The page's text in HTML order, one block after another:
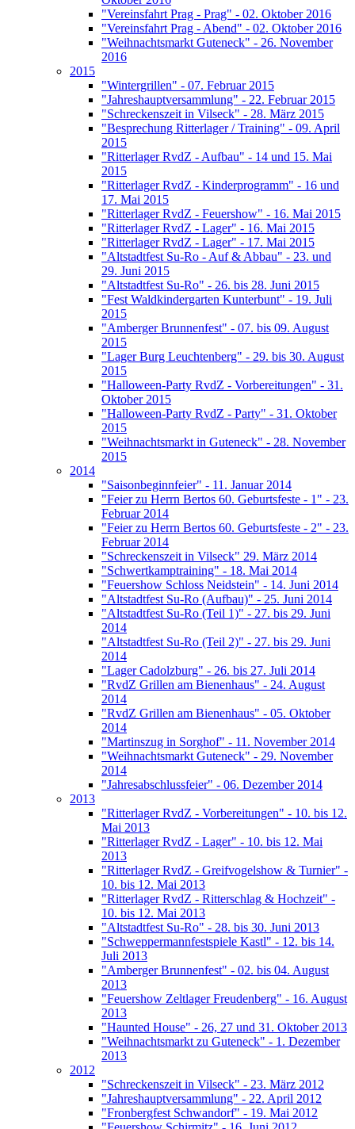
"Vereinsfahrt Prag - Prag" - 02. Oktober 2016
"Vereinsfahrt Prag - Abend" - 02. Oktober 2016
"Weihnachtsmarkt Guteneck" - 26. November
2016
2015
"Wintergrillen" - 07. Februar 2015
"Jahreshauptversammlung" - 22. Februar 2015
"Schreckenszeit in Vilseck" - 28. März 2015
"Besprechung Ritterlager / Training" - 09. April
2015
"Ritterlager RvdZ - Aufbau" - 14 und 15. Mai
2015
"Ritterlager RvdZ - Kinderprogramm" - 16 und
17. Mai 2015
"Ritterlager RvdZ - Feuershow" - 16. Mai 2015
"Ritterlager RvdZ - Lager" - 16. Mai 2015
"Ritterlager RvdZ - Lager" - 17. Mai 2015
"Altstadtfest Su-Ro - Auf & Abbau" - 23. und
29. Juni 2015
"Altstadtfest Su-Ro" - 26. bis 28. Juni 2015
"Fest Waldkindergarten Kunterbunt" - 19. Juli
2015
"Amberger Brunnenfest" - 07. bis 09. August
2015
"Lager Burg Leuchtenberg" - 29. bis 30. August
2015
"Halloween-Party RvdZ - Vorbereitungen" - 31.
Oktober 2015
"Halloween-Party RvdZ - Party" - 31. Oktober
2015
"Weihnachtsmarkt in Guteneck" - 28. November
2015
2014
"Saisonbeginnfeier" - 11. Januar 2014
"Feier zu Herrn Bertos 60. Geburtsfeste - 1" - 23.
Februar 2014
"Feier zu Herrn Bertos 60. Geburtsfeste - 2" - 23.
Februar 2014
"Schreckenszeit in Vilseck" 29. März 2014
"Schwertkamptraining" - 18. Mai 2014
"Feuershow Schloss Neidstein" - 14. Juni 2014
"Altstadtfest Su-Ro (Aufbau)" - 25. Juni 2014
"Altstadtfest Su-Ro (Teil 1)" - 27. bis 29. Juni
2014
"Altstadtfest Su-Ro (Teil 2)" - 27. bis 29. Juni
2014
"Lager Cadolzburg" - 26. bis 27. Juli 2014
"RvdZ Grillen am Bienenhaus" - 24. August
2014
"RvdZ Grillen am Bienenhaus" - 05. Oktober
2014
"Martinszug in Sorghof" - 11. November 2014
"Weihnachtsmarkt Guteneck" - 29. November
2014
"Jahresabschlussfeier" - 06. Dezember 2014
2013
"Ritterlager RvdZ - Vorbereitungen" - 10. bis 12.
Mai 2013
"Ritterlager RvdZ - Lager" - 10. bis 12. Mai
2013
"Ritterlager RvdZ - Greifvogelshow & Turnier" -
10. bis 12. Mai 2013
"Ritterlager RvdZ - Ritterschlag & Hochzeit" -
10. bis 12. Mai 2013
"Altstadtfest Su-Ro" - 28. bis 30. Juni 2013
"Schweppermannfestspiele Kastl" - 12. bis 14.
Juli 2013
"Amberger Brunnenfest" - 02. bis 04. August
2013
"Feuershow Zeltlager Freudenberg" - 16. August
2013
"Haunted House" - 26, 27 und 31. Oktober 2013
"Weihnachtsmarkt zu Guteneck" - 1. Dezember
2013
2012
"Schreckenszeit in Vilseck" - 23. März 2012
"Jahreshauptversammlung" - 22. April 2012
"Fronbergfest Schwandorf" - 19. Mai 2012